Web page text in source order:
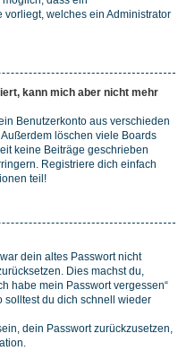
vorliegt, welches ein Administrator
kann mich aber nicht mehr
Benutzerkonto aus verschieden
löschen viele Boards
keine Beiträge geschrieben
Registriere dich einfach
teil!
dein altes Passwort nicht
Dies machst du,
habe mein Passwort vergessen“
solltest du dich schnell wieder
dein Passwort zurückzusetzen,